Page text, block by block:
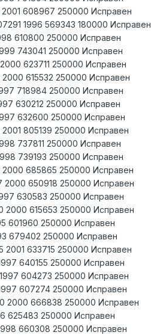
608967 250000 Исправен
1996 569343 180000 Исправен
610800 250000 Исправен
743041 250000 Исправен
623711 250000 Исправен
615532 250000 Исправен
718984 250000 Исправен
630212 250000 Исправен
632600 250000 Исправен
805139 250000 Исправен
737811 250000 Исправен
739193 250000 Исправен
2000 685865 250000 Исправен
2000 650918 250000 Исправен
630583 250000 Исправен
2000 615653 250000 Исправен
601960 250000 Исправен
679402 250000 Исправен
633715 250000 Исправен
640155 250000 Исправен
604273 250000 Исправен
607274 250000 Исправен
2000 666838 250000 Исправен
625483 250000 Исправен
660308 250000 Исправен